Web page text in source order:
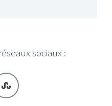
sociaux :